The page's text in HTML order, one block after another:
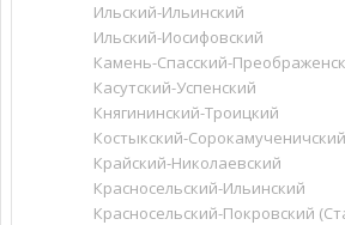
Ильский-Ильинский
Ильский-Иосифовский
Камень-Спасский-
Касутский-Успенский
Княгининский-Троицкий
Костыкский-Сорокамученичский
Крайский-Николаевский
Красносельский-Ильинский
Красносельский-Покровский